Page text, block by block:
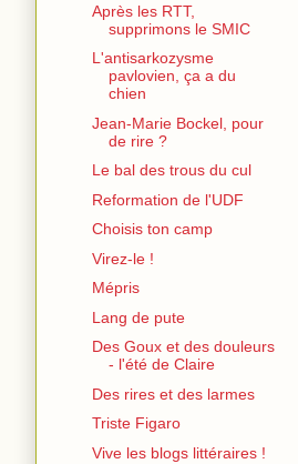
Après les RTT,
supprimons le SMIC
L'antisarkozysme
pavlovien, ça a du
chien
Jean-Marie Bockel, pour
de rire ?
Le bal des trous du cul
Reformation de l'UDF
Choisis ton camp
Virez-le !
Mépris
Lang de pute
Des Goux et des douleurs
- l'été de Claire
Des rires et des larmes
Triste Figaro
Vive les blogs littéraires !